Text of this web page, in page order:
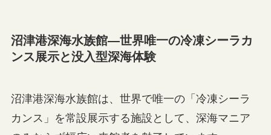
沼津港深海水族館—世界唯一の冷凍シーラカ
ンス展示と没入型深海体験
沼津港深海水族館は、世界で唯一の「冷凍シーラ
カンス」を常設展示する施設として、深海マニア